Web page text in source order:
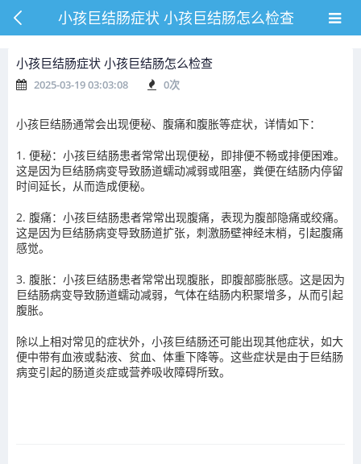
小孩巨结肠症状 小孩巨结肠怎么检查
小孩巨结肠症状 小孩巨结肠怎么检查
2025-03-19 03:03:08 0次
小孩巨结肠通常会出现便秘、腹痛和腹胀等症状，详情如下：
1. 便秘：小孩巨结肠患者常常出现便秘，即排便不畅或排便困难。
这是因为巨结肠病变导致肠道蠕动减弱或阻塞，粪便在结肠内停留
时间延长，从而造成便秘。
2. 腹痛：小孩巨结肠患者常常出现腹痛，表现为腹部隐痛或绞痛。
这是因为巨结肠病变导致肠道扩张，刺激肠壁神经末梢，引起腹痛
感觉。
3. 腹胀：小孩巨结肠患者常常出现腹胀，即腹部膨胀感。这是因为
巨结肠病变导致肠道蠕动减弱，气体在结肠内积聚增多，从而引起
腹胀。
除以上相对常见的症状外，小孩巨结肠还可能出现其他症状，如大
便中带有血液或黏液、贫血、体重下降等。这些症状是由于巨结肠
病变引起的肠道炎症或营养吸收障碍所致。